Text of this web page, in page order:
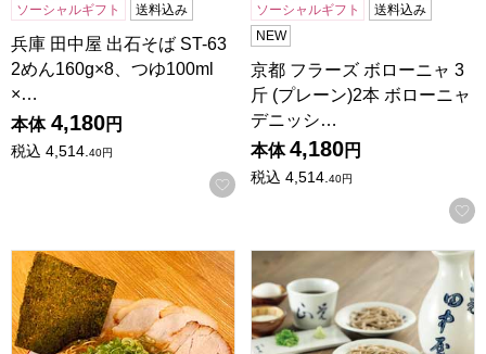
ソーシャルギフト 送料込み
兵庫 田中屋 出石そば ST-63
2めん160g×8、つゆ100ml
×…
本体 4,180円
税込 4,514.40円
お気に入りに登録する
ソーシャルギフト
送料込み
NEW
京都 フラーズ ボローニャ 3
斤 (プレーン)2本 ボローニャ
デニッシ…
本体 4,180円
税込 4,514.40円
生・京都ラーメン「珍遊」醤油味4食×3箱/計12食 [CL5-
田中屋 石臼挽き 出石そば 石